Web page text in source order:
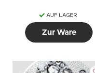
AUF LAGER
Zur Ware